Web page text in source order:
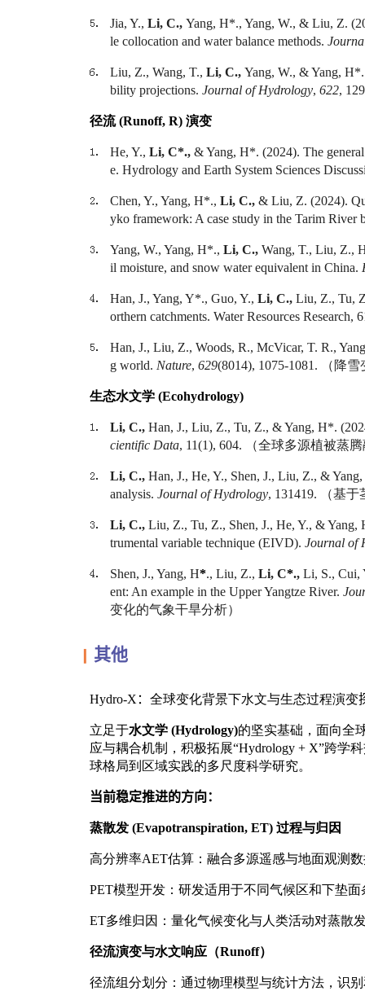
Jia, Y., Li, C., Yang, H*., Yang, W., & Liu, Z.
le collocation and water balance methods.
Liu, Z., Wang, T., Li, C., Yang, W., & Yang,
bility projections. Journal of Hydrology, 622,
径流(Runoff, R) 演变
He, Y., Li, C*., & Yang, H*. (2024). The
e. Hydrology and Earth System Sciences
Chen, Y., Yang, H*., Li, C., & Liu, Z. (2024).
yko framework: A case study in the Tarim River
Yang, W., Yang, H*., Li, C., Wang, T., Liu, Z.,
il moisture, and snow water equivalent in China.
Han, J., Yang, Y*., Guo, Y., Li, C., Liu, Z., Tu,
orthern catchments. Water Resources
Han, J., Liu, Z., Woods, R., McVicar, T. R.,
g world. Nature, 629(8014), 1075-1081. （降
生态水文学 (Ecohydrology)
Li, C., Han, J., Liu, Z., Tu, Z., & Yang, H*.
cientific Data, 11(1), 604. （全球多源植被蒸
Li, C., Han, J., He, Y., Shen, J., Liu, Z., &
analysis. Journal of Hydrology, 131419. （基
Li, C., Liu, Z., Tu, Z., Shen, J., He, Y., & Yang,
trumental variable technique (EIVD). Journal of
Shen, J., Yang, H*., Liu, Z., Li, C*., Li, S., Cui,
ent: An example in the Upper Yangtze River.
变化的气象干旱分析）
其他
Hydro-X： 全球变化背景下水文与生态过程演变
立足于水文学 (Hydrology)的坚实基础，面向全
应与耦合机制，积极拓展“Hydrology + X”跨学
球格局到区域实践的多尺度科学研究。
当前稳定推进的方向：
蒸散发 (Evapotranspiration, ET) 过程与归因
高分辨率AET估算：融合多源遥感与地面观测
PET模型开发：研发适用于不同气候区和下垫
ET多维归因：量化气候变化与人类活动对蒸散
径流演变与水文响应（Runoff）
径流组分划分：通过物理模型与统计方法，识